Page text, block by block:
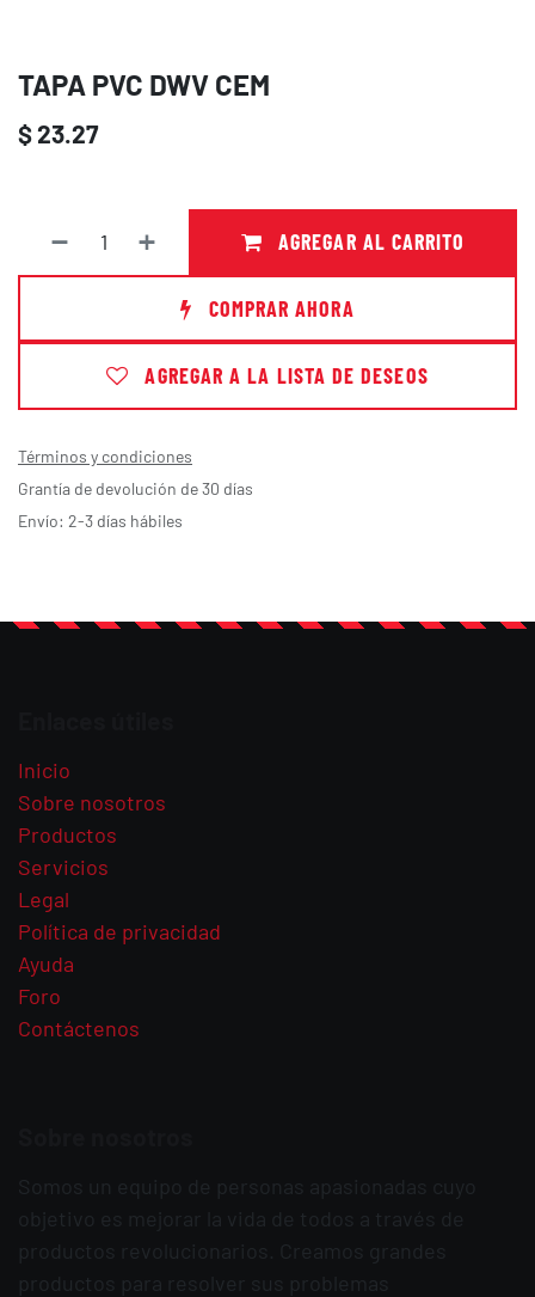
TAPA PVC DWV CEM
$23.27
AGREGAR AL CARRITO
COMPRAR AHORA
AGREGAR A LA LISTA DE DESEOS
Términos y condiciones
Grantía de devolución de 30 días
Envío: 2-3 días hábiles
Inicio
Sobre nosotros
Productos
Servicios
Legal
Política de privacidad
Ayuda
Foro
Contáctenos
Somos un equipo de personas apasionadas cuyo
objetivo es mejorar la vida de todos a través de
productos revolucionarios. Creamos grandes
productos para resolver sus problemas